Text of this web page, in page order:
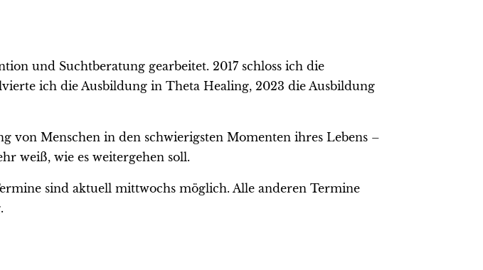
und Suchtberatung gearbeitet. 2017 schloss ich die
ich die Ausbildung in Theta Healing, 2023 die Ausbildung
von Menschen in den schwierigsten Momenten ihres Lebens –
weiß, wie es weitergehen soll.
sind aktuell mittwochs möglich. Alle anderen Termine